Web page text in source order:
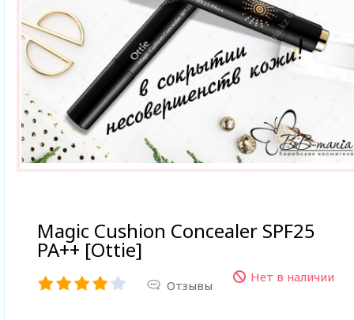
Magic Cushion Concealer SPF25
PA++ [Ottie]
Отзывы
Нет в наличии